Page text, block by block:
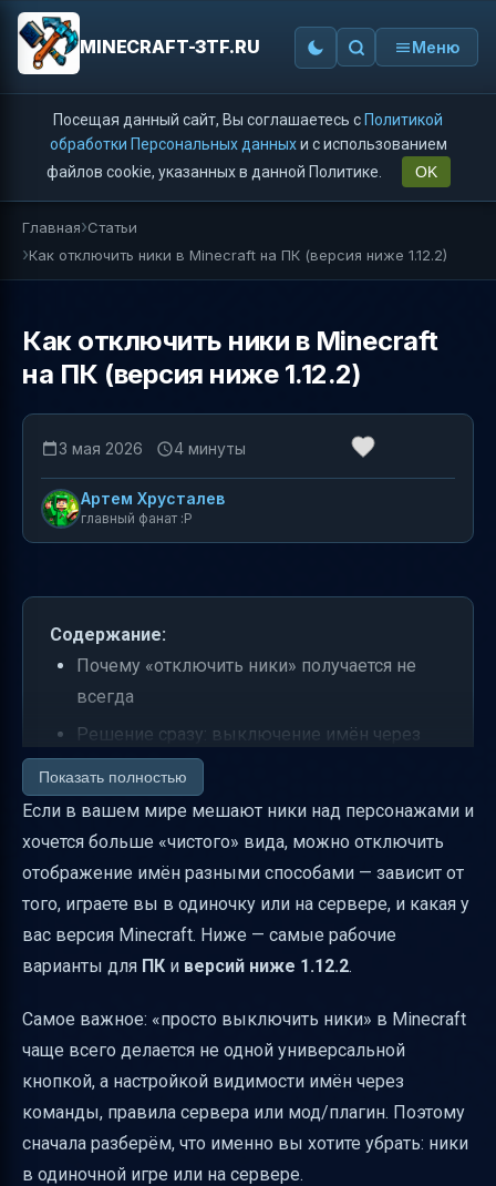
MINECRAFT-3TF.RU Меню
Посещая данный сайт, Вы соглашаетесь с Политикой
обработки Персональных данныхи с использованием
файлов cookie, указанных в данной Политике.
OK
Главная Статьи
Как отключить ники в Minecraft на ПК (версия ниже 1.12.2)
Как отключить ники в Minecraft
на ПК (версия ниже 1.12.2)
3 мая 2026 4 минуты
Артем Хрусталев
главный фанат :P
Содержание:
Почему «отключить ники» получается не
всегда
Решение сразу: выключение имён через
правила сервера (если у вас есть доступ)
Решение для одиночной игры: самый
надёжный путь — мод
Если у вас публичный сервер: попросите
админа или ищите плагин
Частые ошибки при попытке отключить
ники
Как быстро понять, что именно у вас (и что
пробовать дальше)
Связанные настройки: иногда вы путаете
ники с интерфейсом
Итог
Показать полностью
Если в вашем мире мешают ники над персонажами и
хочется больше «чистого» вида, можно отключить
отображение имён разными способами — зависит от
того, играете вы в одиночку или на сервере, и какая у
вас версия Minecraft. Ниже — самые рабочие
варианты для ПК и версий ниже 1.12.2.
Самое важное: «просто выключить ники» в Minecraft
чаще всего делается не одной универсальной
кнопкой, а настройкой видимости имён через
команды, правила сервера или мод/плагин. Поэтому
сначала разберём, что именно вы хотите убрать: ники
в одиночной игре или на сервере.